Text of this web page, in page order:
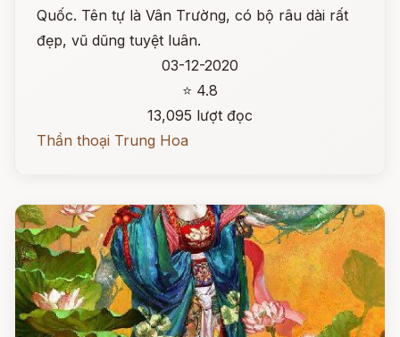
Quốc. Tên tự là Vân Trường, có bộ râu dài rất
đẹp, vũ dũng tuyệt luân.
03-12-2020
⭐ 4.8
13,095 lượt đọc
Thần thoại Trung Hoa